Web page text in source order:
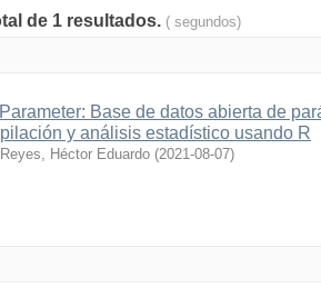
de 1 resultados. ( segundos)
Base de datos abierta de
y análisis estadístico usando R
Héctor Eduardo (2021-08-07)